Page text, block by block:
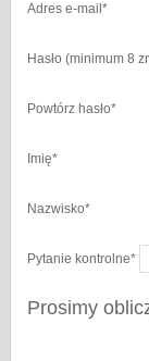
Adres e-mail *
Hasło (minimum 8
Powtórz hasło*
Imię*
Nazwisko*
Pytanie kontrolne*
Prosimy